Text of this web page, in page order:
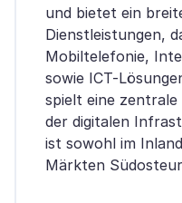
und bietet ein
Dienstleistungen,
Mobiltelefonie,
sowie ICT-
spielt eine
der digitalen
ist sowohl im
Märkten